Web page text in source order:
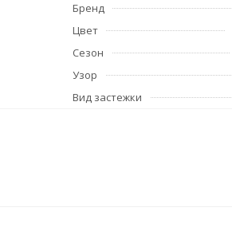
Бренд
Цвет
Сезон
Узор
Вид застежки